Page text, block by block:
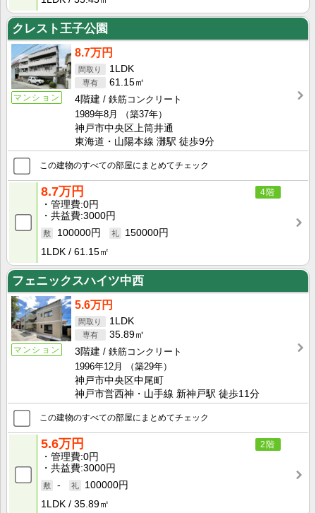
クレスト王子公園
マンション
8.7万円
1LDK
61.15㎡
4階建
鉄筋コンクリート
1989年8月
（築37年）
神戸市中央区上筒井通
東海道・山陽本線 灘駅 徒歩9分
この建物のすべての部屋にまとめてチェック
4階
8.7万円
管理費 0円
共益費 3000円
100000円
150000円
1LDK
61.15㎡
フェニックスハイツ中西
マンション
5.6万円
1LDK
35.89㎡
3階建
鉄筋コンクリート
1996年12月
（築29年）
神戸市中央区中尾町
神戸市営西神・山手線 新神戸駅 徒歩11分
この建物のすべての部屋にまとめてチェック
2階
5.6万円
管理費 0円
共益費 3000円
-
100000円
1LDK
35.89㎡